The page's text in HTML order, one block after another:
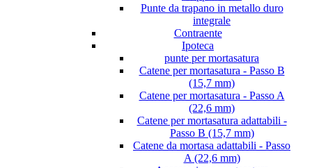
Punte da trapano in metallo duro
integrale
Contraente
Ipoteca
punte per mortasatura
Catene per mortasatura - Passo B
(15,7 mm)
Catene per mortasatura - Passo A
(22,6 mm)
Catene per mortasatura adattabili -
Passo B (15,7 mm)
Catene da mortasa adattabili - Passo
A (22,6 mm)